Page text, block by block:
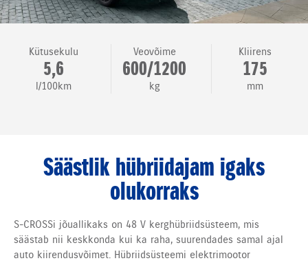
Kütusekulu
5,6
l/100km
Veovõime
600/1200
kg
Kliirens
175
mm
Säästlik hübriidajam igaks
olukorraks
S-CROSSi jõuallikaks on 48 V kerghübriidsüsteem, mis
säästab nii keskkonda kui ka raha, suurendades samal ajal
auto kiirendusvõimet. Hübriidsüsteemi elektrimootor